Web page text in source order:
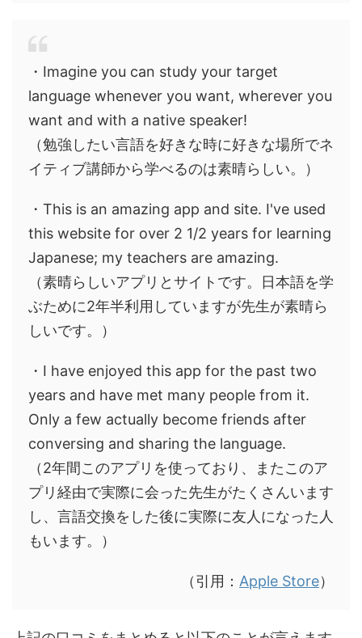
・Imagine you can study your target
language whenever you want, wherever you
want and with a native speaker!
（勉強したい言語を好きな時に好きな場所でネ
イティブ講師から学べるのは素晴らしい。）
・This is an amazing app and site. I've used
this website for over 2 1/2 years for learning
Japanese; my teachers are amazing.
（素晴らしいアプリとサイトです。日本語を学
ぶために2年半利用していますが先生が素晴ら
しいです。）
・I have enjoyed this app for the past two
years and have met many people from it.
Only a few actually become friends after
conversing and sharing the language.
（2年間このアプリを使っており、またこのア
プリ経由で実際に会った先生がたくさんいます
し、言語交換をした後に実際に友人になった人
もいます。）
（引用： Apple Store）